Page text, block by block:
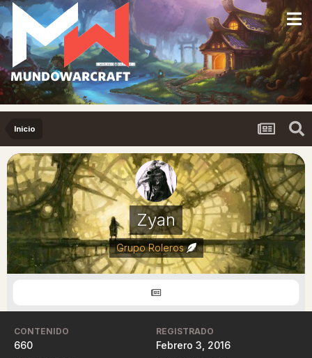
Inicio
Zyan
Grupo Roleros
CONTENIDO
660
REGISTRADO
Febrero 3, 2016